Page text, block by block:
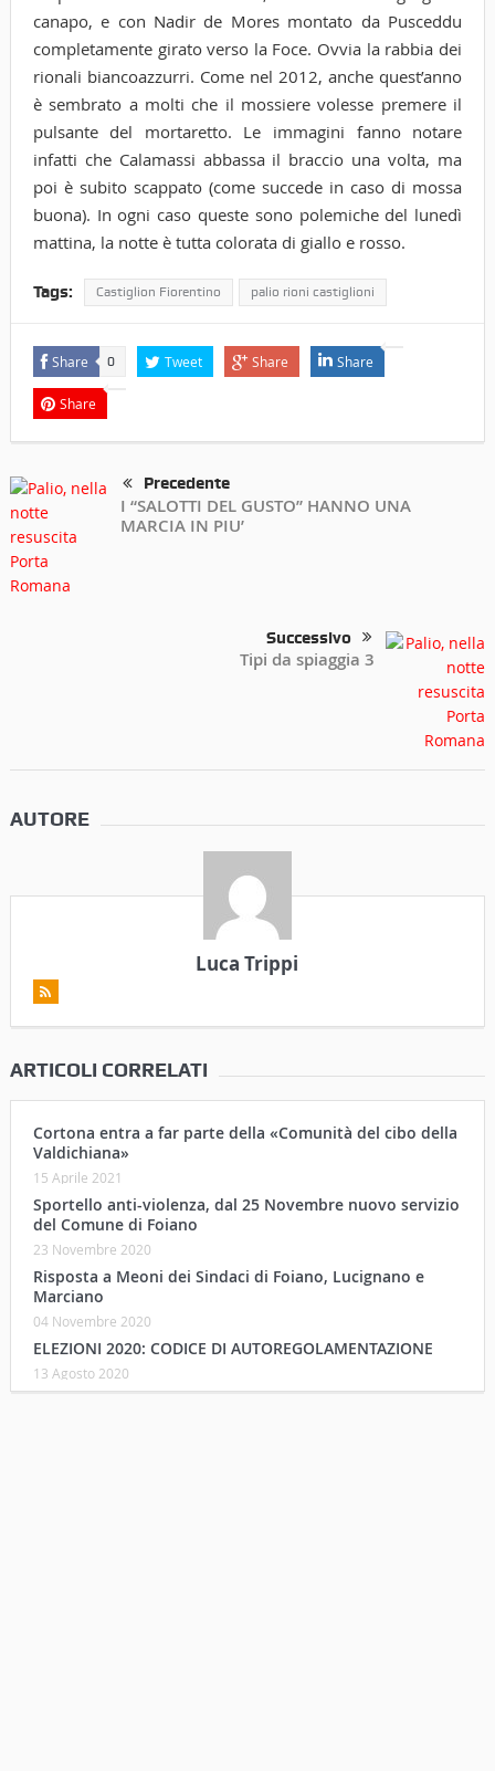
canapo, e con Nadir de Mores montato da Pusceddu
completamente girato verso la Foce. Ovvia la rabbia dei
rionali biancoazzurri. Come nel 2012, anche quest’anno
è sembrato a molti che il mossiere volesse premere il
pulsante del mortaretto. Le immagini fanno notare
infatti che Calamassi abbassa il braccio una volta, ma
poi è subito scappato (come succede in caso di mossa
buona). In ogni caso queste sono polemiche del lunedì
mattina, la notte è tutta colorata di giallo e rosso.
Tags: Castiglion Fiorentino palio rioni castiglioni
Share 0 Tweet Share Share
Share
Precedente
I “SALOTTI DEL GUSTO” HANNO UNA
MARCIA IN PIU’
Successivo
Tipi da spiaggia 3
AUTORE
Luca Trippi
ARTICOLI CORRELATI
Cortona entra a far parte della «Comunità del cibo della
Valdichiana»
15 Aprile 2021
Sportello anti-violenza, dal 25 Novembre nuovo servizio
del Comune di Foiano
23 Novembre 2020
Risposta a Meoni dei Sindaci di Foiano, Lucignano e
Marciano
04 Novembre 2020
ELEZIONI 2020: CODICE DI AUTOREGOLAMENTAZIONE
13 Agosto 2020